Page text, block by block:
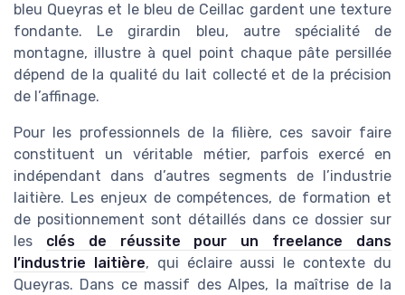
bleu Queyras et le bleu de Ceillac gardent une texture
fondante. Le girardin bleu, autre spécialité de
montagne, illustre à quel point chaque pâte persillée
dépend de la qualité du lait collecté et de la précision
de l’affinage.
Pour les professionnels de la filière, ces savoir faire
constituent un véritable métier, parfois exercé en
indépendant dans d’autres segments de l’industrie
laitière. Les enjeux de compétences, de formation et
de positionnement sont détaillés dans ce dossier sur
les clés de réussite pour un freelance dans
l’industrie laitière, qui éclaire aussi le contexte du
Queyras. Dans ce massif des Alpes, la maîtrise de la